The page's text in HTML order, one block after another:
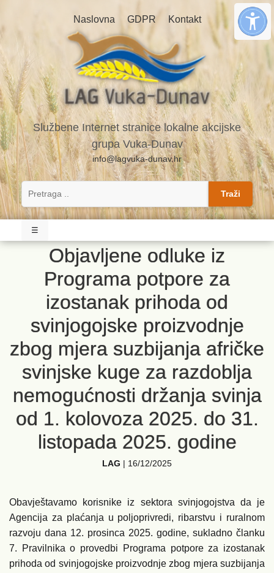
Naslovna GDPR Kontakt
Službene Internet stranice lokalne akcijske
grupa Vuka-Dunav
info@lagvuka-dunav.hr
Traži
☰
Objavljene odluke iz
Programa potpore za
izostanak prihoda od
svinjogojske proizvodnje
zbog mjera suzbijanja afričke
svinjske kuge za razdoblja
nemogućnosti držanja svinja
od 1. kolovoza 2025. do 31.
listopada 2025. godine
LAG | 16/12/2025
Obavještavamo korisnike iz sektora svinjogojstva da je
Agencija za plaćanja u poljoprivredi, ribarstvu i ruralnom
razvoju dana 12. prosinca 2025. godine, sukladno članku
7. Pravilnika o provedbi Programa potpore za izostanak
prihoda od svinjogojske proizvodnje zbog mjera suzbijanja